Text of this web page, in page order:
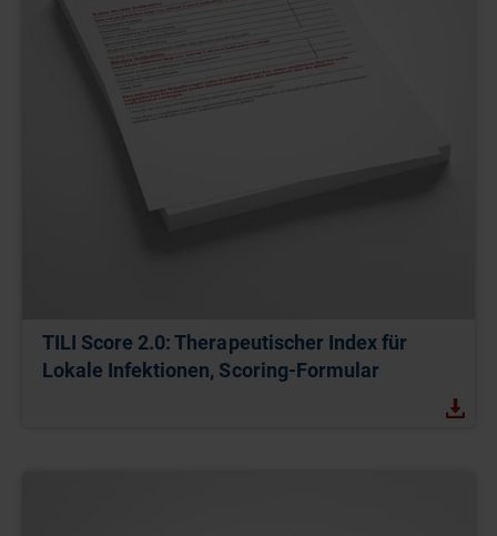
TILI Score 2.0: Therapeutischer Index für
Lokale Infektionen, Scoring-Formular